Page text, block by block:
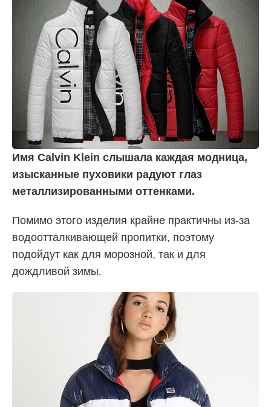
Имя Calvin Klein слышала каждая модница,
изысканные пуховики радуют глаз
металлизированными оттенками.
Помимо этого изделия крайне практичны из-за
водоотталкивающей пропитки, поэтому
подойдут как для морозной, так и для
дождливой зимы.